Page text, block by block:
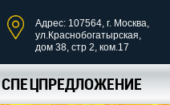
Адрес: 107564, г. Москва,
ул.Краснобогатырская,
дом 38, стр 2, ком.17
СПЕЦПРЕДЛОЖЕНИЕ